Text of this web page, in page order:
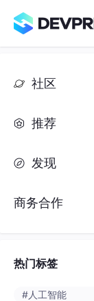
社区
推荐
发现
商务合作
热门标签
#人工智能